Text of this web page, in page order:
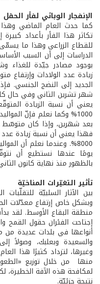
الإنفجار الوبائي لفأر الحقل
كما حدث العام الماضي
تكاثر هذا الفأر بأعداد
للقطاع الزراعي وهذا ما يسمّى
الدراسات إلى أن السبب
بوجود مصادر جيّدة للغذاء
زيادة عدد الولادات وإرتفاع
الجديد إلى النضج الجنسي.
يعني أن نسبة الزيادة
1000% وكما نعلم فإنّ
فهذا يعني أن نسبة زيادة
8000%. وعندما نعلم أن
يومًا عندها نستطيع أن
بالظهور منذ نهاية كانون
تأثير التغيّرات المناخيّة
بين الآثار السلبيّة
وبشكل خاص إرتفاع معدّلات
منطقة البقاع الأوسط. لقد
إجتاحت الفئران حقول القمح
أنواعها في بلدات عديدة من
والسعيدة وبعلبك، وصولاً
وغيرها، لتزداد كثيرًا هذا
منها من خلال توزيع
لمكافحة هذه الآفة
نتيجة جزئيّة.